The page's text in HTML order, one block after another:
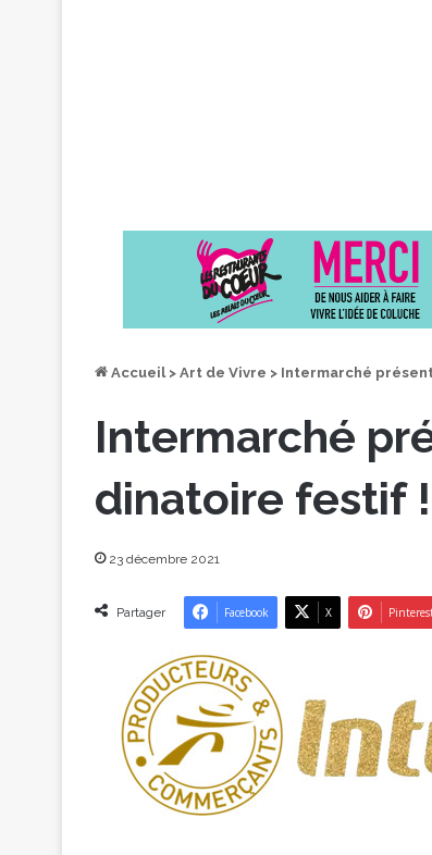
Accueil > Art de Vivre > Intermarché
Intermarché
dinatoire festif !
23 décembre 2021
Partager Facebook X